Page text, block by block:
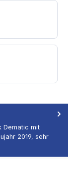
Dematic mit
2019, sehr